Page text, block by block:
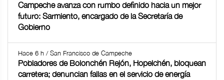
Campeche avanza con rumbo definido hacia un mejor
futuro: Sarmiento, encargado de la Secretaría de
Gobierno
Hace 6 h / San Francisco de Campeche
Pobladores de Bolonchén Rejón, Hopelchén, bloquean
carretera; denuncian fallas en el servicio de energía